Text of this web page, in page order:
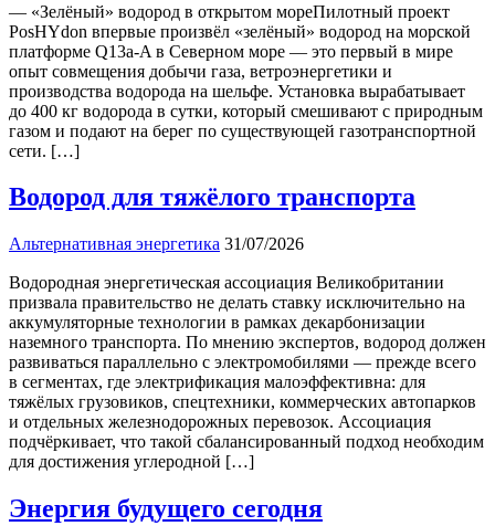
— «Зелёный» водород в открытом мореПилотный проект
PosHYdon впервые произвёл «зелёный» водород на морской
платформе Q13a‑A в Северном море — это первый в мире
опыт совмещения добычи газа, ветроэнергетики и
производства водорода на шельфе. Установка вырабатывает
до 400 кг водорода в сутки, который смешивают с природным
газом и подают на берег по существующей газотранспортной
сети. […]
Водород для тяжёлого транспорта
Альтернативная энергетика 31/07/2026
Водородная энергетическая ассоциация Великобритании
призвала правительство не делать ставку исключительно на
аккумуляторные технологии в рамках декарбонизации
наземного транспорта. По мнению экспертов, водород должен
развиваться параллельно с электромобилями — прежде всего
в сегментах, где электрификация малоэффективна: для
тяжёлых грузовиков, спецтехники, коммерческих автопарков
и отдельных железнодорожных перевозок. Ассоциация
подчёркивает, что такой сбалансированный подход необходим
для достижения углеродной […]
Энергия будущего сегодня